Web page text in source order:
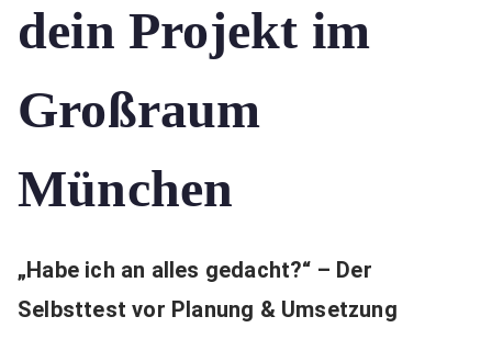
dein Projekt im
Großraum
München
„Habe ich an alles gedacht?“ – Der
Selbsttest vor Planung & Umsetzung